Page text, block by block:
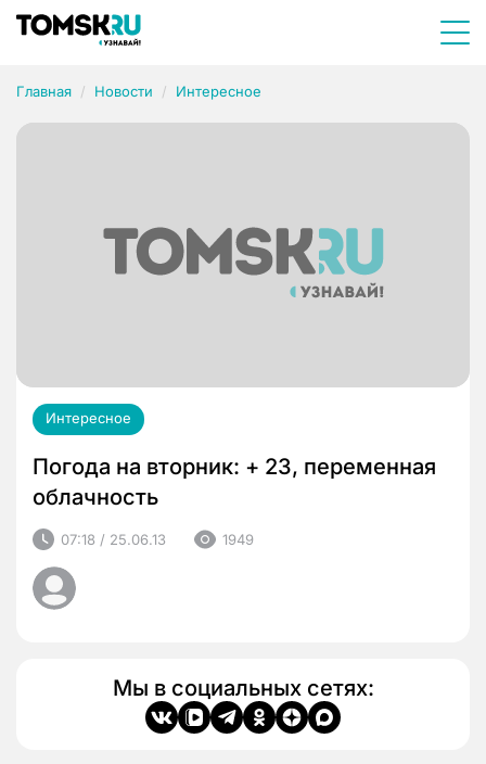
Главная Новости Интересное
Интересное
Погода на вторник: + 23, переменная
облачность
07:18 / 25.06.13 1949
Мы в социальных сетях: